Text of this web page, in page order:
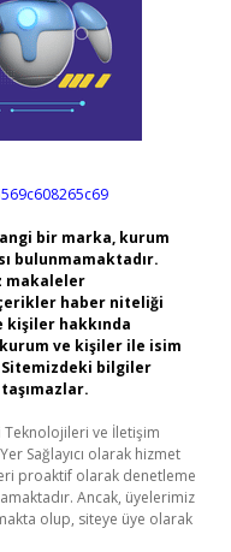
bir marka, kurum
bulunmamaktadır.
makaleler
haber niteliği
kişiler hakkında
ve kişiler ile isim
bilgiler
Teknolojileri ve İletişim
Sağlayıcı olarak hizmet
proaktif olarak denetleme
Ancak, üyelerimiz
olup, siteye üye olarak